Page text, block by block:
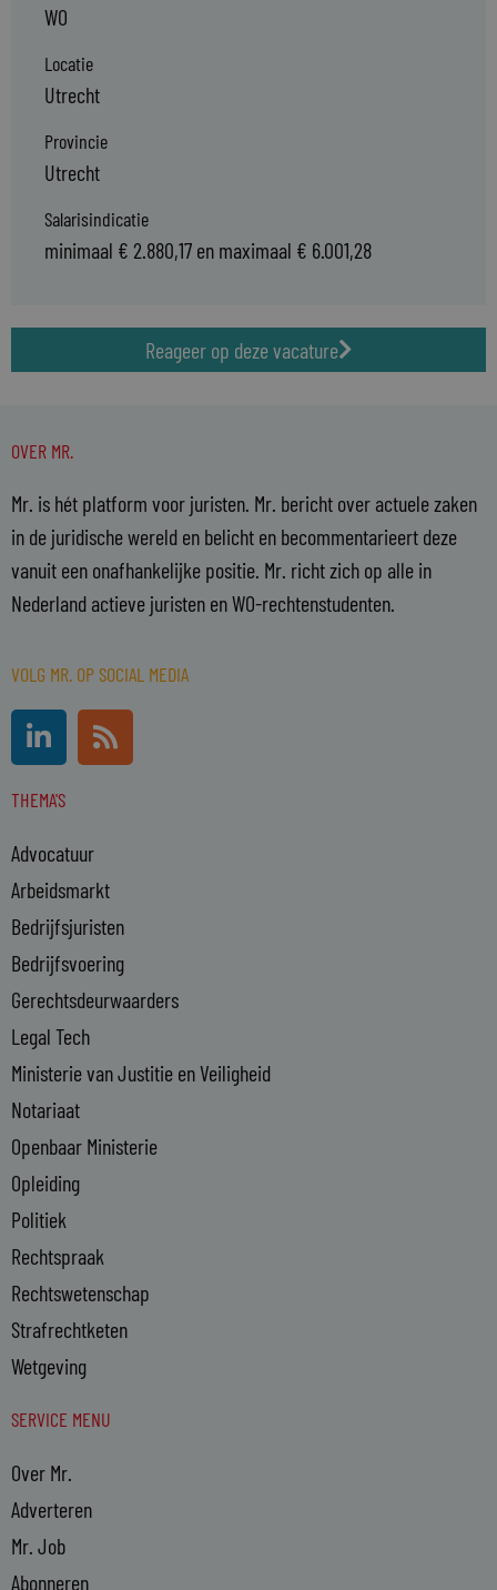
WO
Locatie
Utrecht
Provincie
Utrecht
Salarisindicatie
minimaal € 2.880,17 en maximaal € 6.001,28
Reageer op deze vacature
OVER MR.
Mr. is hét platform voor juristen. Mr. bericht over actuele zaken
in de juridische wereld en belicht en becommentarieert deze
vanuit een onafhankelijke positie. Mr. richt zich op alle in
Nederland actieve juristen en WO-rechtenstudenten.
VOLG MR. OP SOCIAL MEDIA
L
i
n
k
d
i
n
-
i
n
R
s
s
THEMA'S
Advocatuur
Arbeidsmarkt
Bedrijfsjuristen
Bedrijfsvoering
Gerechtsdeurwaarders
Legal Tech
Ministerie van Justitie en Veiligheid
Notariaat
Openbaar Ministerie
Opleiding
Politiek
Rechtspraak
Rechtswetenschap
Strafrechtketen
Wetgeving
SERVICE MENU
Over Mr.
Adverteren
Mr. Job
Abonneren